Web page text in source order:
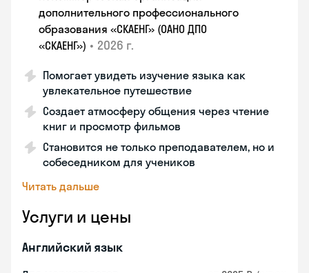
дополнительного профессионального
образования «СКАЕНГ» (ОАНО ДПО
«СКАЕНГ») • 2026 г.
Помогает увидеть изучение языка как
увлекательное путешествие
Создает атмосферу общения через чтение
книг и просмотр фильмов
Становится не только преподавателем, но и
собеседником для учеников
Читать дальше
Услуги и цены
Английский язык